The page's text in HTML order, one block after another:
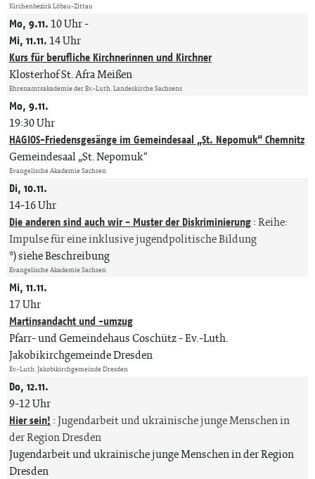
Kirchenbezirk Löbau-Zittau
Mo, 9.11.10 Uhr-
Mi, 11.11.14 Uhr
Kurs für berufliche Kirchnerinnen und Kirchner
Klosterhof St. Afra Meißen
Ehrenamtsakademie der Ev.-Luth. Landeskirche Sachsens
Mo, 9.11.
19:30 Uhr
HAGIOS-Friedensgesänge im Gemeindesaal „St. Nepomuk“ Chemnitz
Gemeindesaal „St. Nepomuk“
Evangelische Akademie Sachsen
Di, 10.11.
14-16 Uhr
Die anderen sind auch wir - Muster der Diskriminierung:Reihe:
Impulse für eine inklusive jugendpolitische Bildung
*) siehe Beschreibung
Evangelische Akademie Sachsen
Mi, 11.11.
17 Uhr
Martinsandacht und -umzug
Pfarr- und Gemeindehaus Coschütz Ev.-Luth.
Jakobikirchgemeinde Dresden
Ev.-Luth. Jakobikirchgemeinde Dresden
Do, 12.11.
9-12 Uhr
Hier sein! :Jugendarbeit und ukrainische junge Menschen in
der Region Dresden
Jugendarbeit und ukrainische junge Menschen in der Region
Dresden